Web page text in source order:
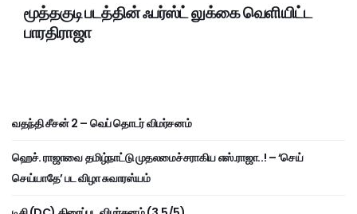
மூத்தகுடி படத்தின் ஃபர்ஸ்ட் லுக்கை வெளியிட்ட
பாரதிராஜா
வதந்தி சீசன் 2 – வெப் தொடர் விமர்சனம்
ஹெச். ராஜாவை தமிழ்நாட்டு முதலமைச்சராகிய எஸ்.ராஜா..! – ‘செய்
செய்யாதே’ பட விழா சுவாரஸ்யம்